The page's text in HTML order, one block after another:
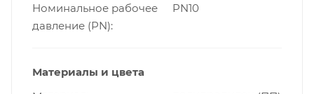
Номинальное рабочее
давление (PN)
PN10
Материалы и цвета